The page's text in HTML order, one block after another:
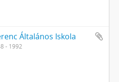
Általános Iskola
- 1992